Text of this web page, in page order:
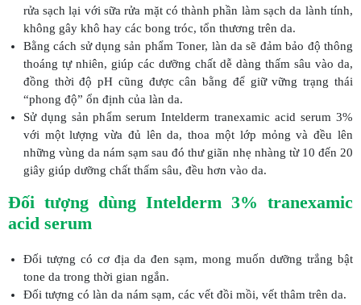
rửa sạch lại với sữa rửa mặt có thành phần làm sạch da lành tính,
không gây khô hay các bong tróc, tổn thương trên da.
Bằng cách sử dụng sản phẩm Toner, làn da sẽ đảm bảo độ thông
thoáng tự nhiên, giúp các dưỡng chất dễ dàng thấm sâu vào da,
đồng thời độ pH cũng được cân bằng để giữ vững trạng thái
“phong độ” ổn định của làn da.
Sử dụng sản phẩm serum Intelderm tranexamic acid serum 3%
với một lượng vừa đủ lên da, thoa một lớp mỏng và đều lên
những vùng da nám sạm sau đó thư giãn nhẹ nhàng từ 10 đến 20
giây giúp dưỡng chất thấm sâu, đều hơn vào da.
Đối tượng dùng Intelderm 3% tranexamic
acid serum
Đối tượng có cơ địa da đen sạm, mong muốn dưỡng trắng bật
tone da trong thời gian ngắn.
Đối tượng có làn da nám sạm, các vết đồi mồi, vết thâm trên da.